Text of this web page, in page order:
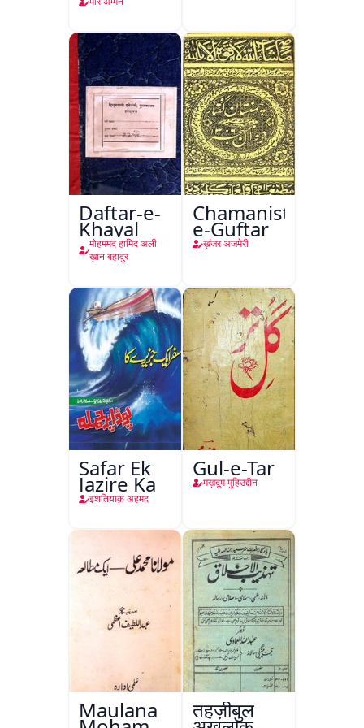
Daftar-e-
Khayal
मोहममद हामिद अली
ख़ान बहादुर
Chamanistan-
e-Guftar
ख़ंजर अजमेरी
Safar Ek
Jazire Ka
इशतियाक़ अहमद
Gul-e-Tar
मख़दूम मुहिउद्दीन
Maulana तहज़ीबुल